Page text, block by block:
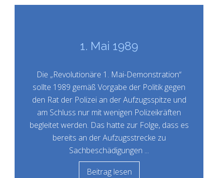
1. Mai 1989
Die „Revolutionäre 1. Mai-Demonstration“
sollte 1989 gemäß Vorgabe der Politik gegen
den Rat der Polizei an der Aufzugsspitze und
am Schluss nur mit wenigen Polizeikräften
begleitet werden. Das hatte zur Folge, dass es
bereits an der Aufzugsstrecke zu
Sachbeschädigungen ...
Beitrag lesen